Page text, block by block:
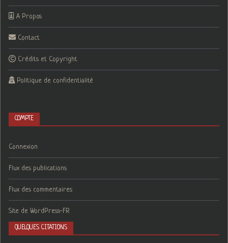
A Propos
Contact
Crédits et Copyright
Politique de confidentialité
COMPTE
Connexion
Flux des publications
Flux des commentaires
Site de WordPress-FR
QUELQUES CITATIONS